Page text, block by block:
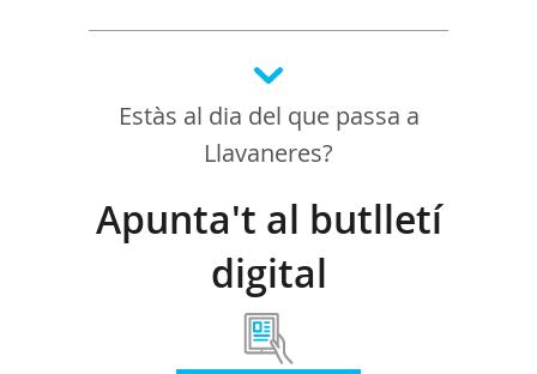
Estàs al dia del que passa a
Llavaneres?
Apunta't al butlletí
digital